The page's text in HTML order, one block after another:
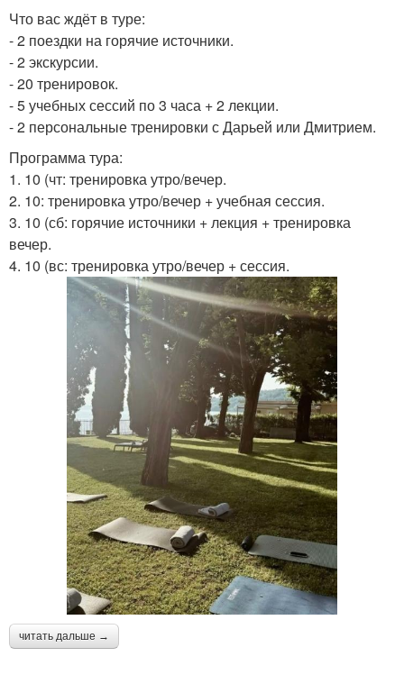
Что вас ждёт в туре:
- 2 поездки на горячие источники.
- 2 экскурсии.
- 20 тренировок.
- 5 учебных сессий по 3 часа + 2 лекции.
- 2 персональные тренировки с Дарьей или Дмитрием.
Программа тура:
1. 10 (чт: тренировка утро/вечер.
2. 10: тренировка утро/вечер + учебная сессия.
3. 10 (сб: горячие источники + лекция + тренировка
вечер.
4. 10 (вс: тренировка утро/вечер + сессия.
читать дальше →